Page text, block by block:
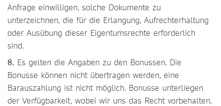
Anfrage einwilligen, solche Dokumente zu
unterzeichnen, die für die Erlangung, Aufrechterhaltung
oder Ausübung dieser Eigentumsrechte erforderlich
sind.
8. Es gelten die Angaben zu den Bonussen. Die
Bonusse können nicht übertragen werden, eine
Barauszahlung ist nicht möglich. Bonusse unterliegen
der Verfügbarkeit, wobei wir uns das Recht vorbehalten,